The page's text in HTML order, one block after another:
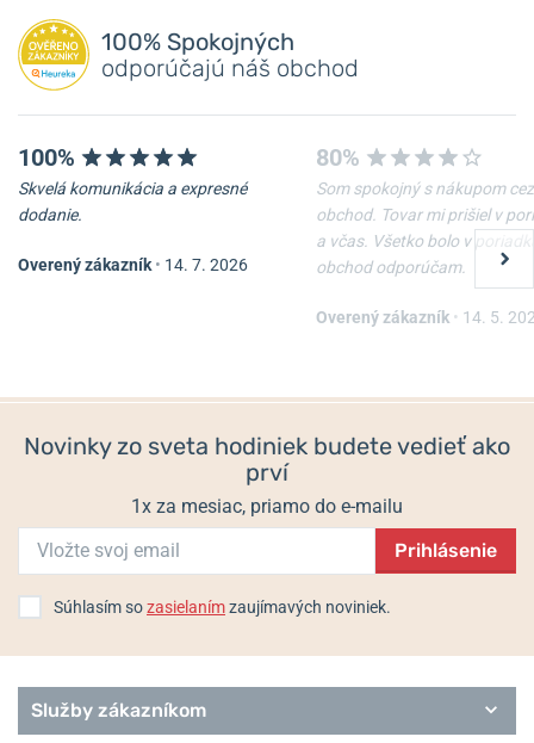
100% Spokojných
odporúčajú náš obchod
100%
Skvelá komunikácia a expresné
dodanie.
Overený zákazník • 14. 7. 2026
80%
Som spokojný s nákupom cez
obchod. Tovar mi prišiel v
a včas. Všetko bolo v
obchod odporúčam.
Overený zákazník • 14. 5.
Novinky zo sveta hodiniek budete vedieť ako
prví
1x za mesiac, priamo do e-mailu
Prihlásenie
Súhlasím sozasielanímzaujímavých noviniek.
Služby zákazníkom